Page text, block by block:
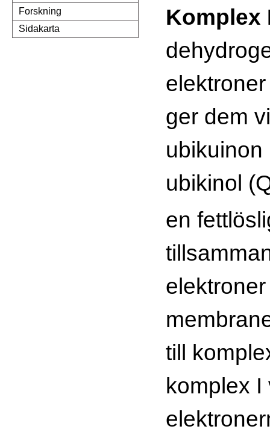
Forskning
Sidakarta
Komplex
ger dem
ubikuinon
ubikinol
en
till
komplex I